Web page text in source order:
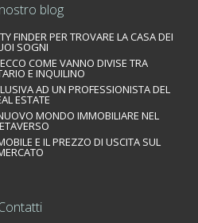
blog
FINDER PER TROVARE LA CASA DEI
SOGNI
COME VANNO DIVISE TRA
E INQUILINO
AD UN PROFESSIONISTA DEL
ESTATE
MONDO IMMOBILIARE NEL
E IL PREZZO DI USCITA SUL